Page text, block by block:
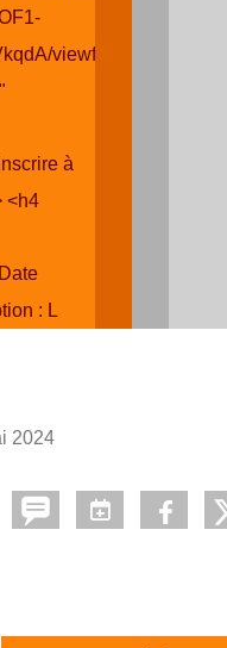
viewform"
à
<h4
: L
2024